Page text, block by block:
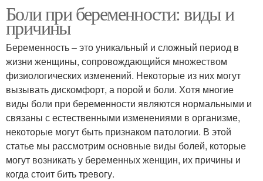
Тянущие боли Ноцицептивная боль
Нейропатическая боль Боль в спине
Боли в левом
Боли при беременности: виды и
причины
Беременность – это уникальный и сложный период в
жизни женщины, сопровождающийся множеством
физиологических изменений. Некоторые из них могут
вызывать дискомфорт, а порой и боли. Хотя многие
виды боли при беременности являются нормальными и
связаны с естественными изменениями в организме,
некоторые могут быть признаком патологии. В этой
статье мы рассмотрим основные виды болей, которые
могут возникать у беременных женщин, их причины и
когда стоит бить тревогу.